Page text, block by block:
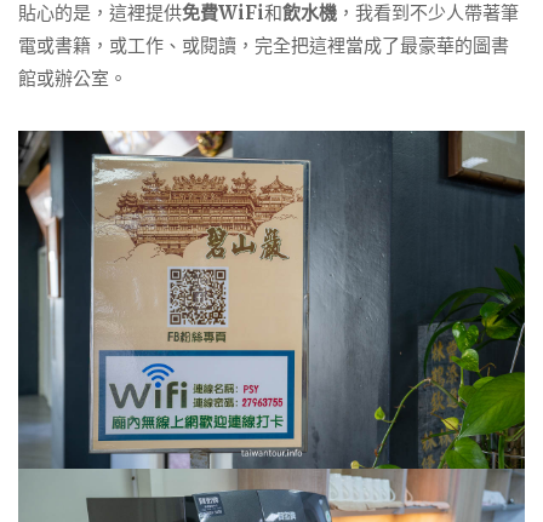
貼心的是，這裡提供免費WiFi和飲水機 ，我看到不少人帶著筆
電或書籍，或工作、或閱讀，完全把這裡當成了最豪華的圖書
館或辦公室。